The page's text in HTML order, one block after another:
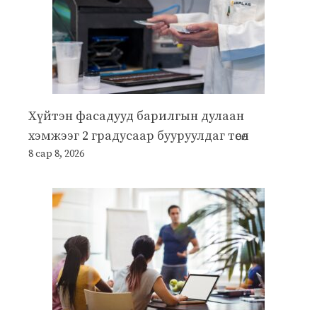
Хүйтэн фасадууд барилгын дулаан
хэмжээг 2 градусаар бууруулдаг төсөл
8 сар 8, 2026